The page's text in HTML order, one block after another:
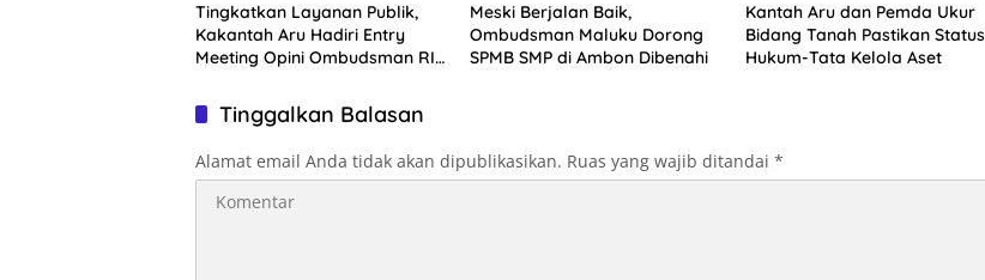
Tingkatkan Layanan Publik,
Kakantah Aru Hadiri Entry
Meeting Opini Ombudsman RI
Meski Berjalan Baik,
Ombudsman Maluku Dorong
SPMB SMP di Ambon Dibenahi
Kantah Aru dan Pemda Ukur
Bidang Tanah Pastikan Status
Hukum-Tata Kelola Aset
Tinggalkan Balasan
Alamat email Anda tidak akan dipublikasikan. Ruas yang wajib ditandai *